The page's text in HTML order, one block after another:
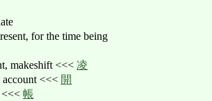
for the time being
makeshift <<< 凌
<<< 開
帳